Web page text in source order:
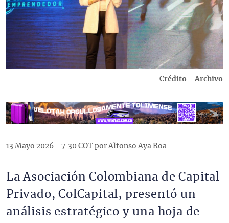
Crédito Archivo
13 Mayo 2026 - 7:30 COT por Alfonso Aya Roa
La Asociación Colombiana de Capital
Privado, ColCapital, presentó un
análisis estratégico y una hoja de